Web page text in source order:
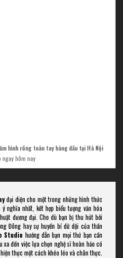
hình rồng toàn tay hàng đầu tại Hà Nội
ngay hôm nay
đại diện cho một trong những hình thức
nghĩa nhất, kết hợp biểu tượng văn hóa
đương đại. Cho dù bạn bị thu hút bởi
Đông hay sự huyền bí dữ dội của thần
Studio hướng dẫn bạn mọi thứ bạn cần
đến việc lựa chọn nghệ sĩ hoàn hảo có
thực một cách khéo léo và chân thực.